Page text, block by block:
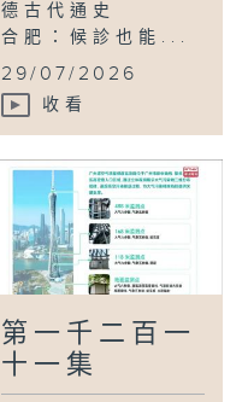
德古代通史
合肥：候診也能...
29/07/2026
收看
第一千二百一
十一集